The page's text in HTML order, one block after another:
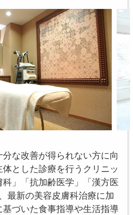
な改善が得られない方に向
とした診療を行うクリニッ
」「抗加齢医学」「漢方医
最新の美容皮膚科治療に加
基づいた食事指導や生活指導